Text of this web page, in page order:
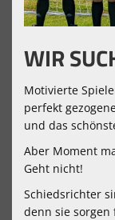
Merchandise
WIR
Motivierte
perfekt
und das
Aber Moment
Geht nicht!
Schiedsrichter
denn sie